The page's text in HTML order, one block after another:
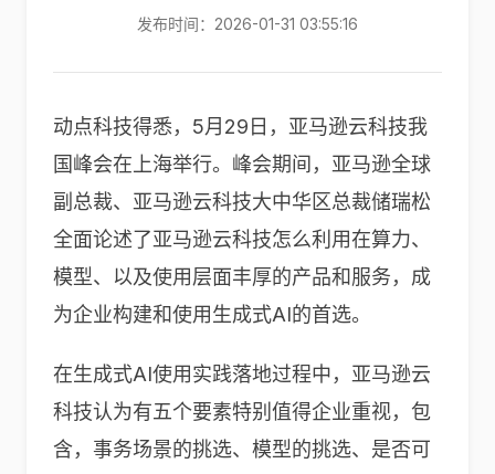
发布时间：2026-01-31 03:55:16
动点科技得悉，5月29日，亚马逊云科技我
国峰会在上海举行。峰会期间，亚马逊全球
副总裁、亚马逊云科技大中华区总裁储瑞松
全面论述了亚马逊云科技怎么利用在算力、
模型、以及使用层面丰厚的产品和服务，成
为企业构建和使用生成式AI的首选。
在生成式AI使用实践落地过程中，亚马逊云
科技认为有五个要素特别值得企业重视，包
含，事务场景的挑选、模型的挑选、是否可